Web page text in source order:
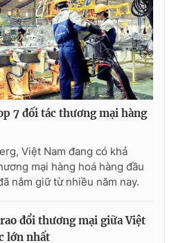
hình Việt Nam
và báo điện tử số 483/GP-BTTTT
- 024.38 355 932
7 đối tác thương mại hàng
Việt Nam đang có khả
mại hàng hoá hàng đầu
nắm giữ từ nhiều năm nay.
đổi thương mại giữa Việt
lớn nhất